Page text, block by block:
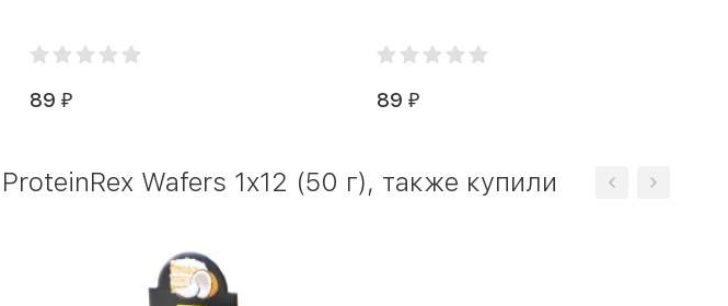
89 ₽ 89 ₽
Wafers 1x12 (50 г), также купили